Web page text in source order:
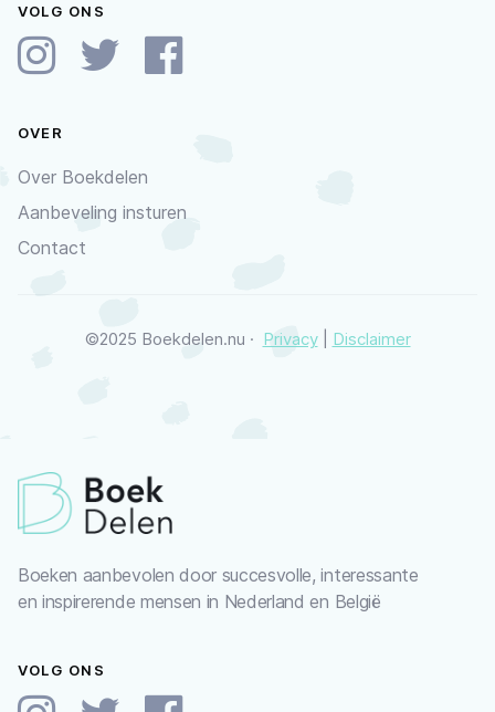
VOLG ONS
OVER
Over Boekdelen
Aanbeveling insturen
Contact
©2025 Boekdelen.nu · Privacy| Disclaimer
Boeken aanbevolen door succesvolle, interessante
en inspirerende mensen in Nederland en België
VOLG ONS